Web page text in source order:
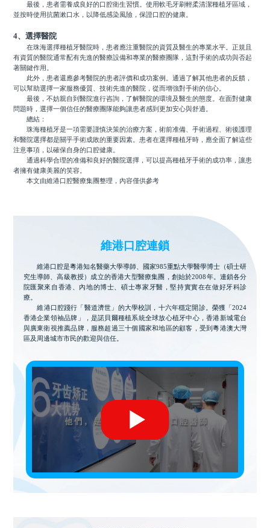
最後，患者需養成良好的口腔衛生習慣。使用軟毛牙刷輕柔清潔種植牙區域，
並按時使用抗菌漱口水，以降低感染風險，保證口腔的健康。
4、選擇醫院
在珠海選擇種植牙醫院時，患者應注重醫院的資質及醫生的專業水平。正規且
有資質的醫院通常配有先進的醫療設備和專業的醫療團隊，這對手術的成功與否起
著關鍵作用。
此外，患者還應參考醫院的患者評價和成功案例。通過了解其他患者的反饋，
可以幫助選擇一家服務優質、技術先進的醫院，從而增強對手術的信心。
最後，不妨親自到醫院進行咨詢，了解醫院的環境及醫生的態度。在面對健康
問題時，選擇一個信任的醫療團隊能夠讓患者感到更加安心與舒適。
總結：
珠海種植牙是一項需要謹慎決策的治療方案，術前准備、手術過程、術後護理
和醫院選擇都是關乎手術成敗的重要因素。患者在選擇種植牙時，應全面了解這些
注意事項，以確保自身的口腔健康。
通過科學合理的准備和良好的醫院選擇，可以提高種植牙手術的成功率，讓患
者擁有健康美麗的笑容。
本文由維港口腔醫療集團整理，內容僅供參考
維港口腔連鎖
維港口腔是粵港知名醫藥大學導師、國家985重點大學醫學博士（碩士研
究生導師、高級教授）成立的香港大型醫療集團，創始於2008年。連鎖各分
院匯聚來自香港、內地的博士、碩士專家牙醫，堅持實實在在做好牙科診
療。
維港口腔踐行「醫道濟世」的大學校訓，十六年穩定開診。榮獲「2024
香港企業領袖品牌」，是諾貝爾種植系統全球放心植牙中心，香港新城電台
與廣東衛視推薦品牌，服務超過三十個國家和地區的顧客，受到粵港澳大灣
區及周邊城市市民的歡迎與信任。